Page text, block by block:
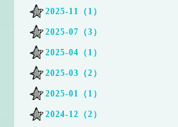
2025-11（1）
2025-07（3）
2025-04（1）
2025-03（2）
2025-01（1）
2024-12（2）